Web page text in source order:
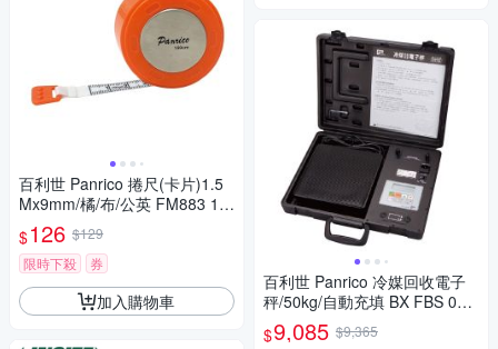
百利世 Panrico 捲尺(卡片)1.5
Mx9mm/橘/布/公英 FM883 15
93CC FM883-1593CC
$126 $129
限時下殺
券
加入購物車
百利世 Panrico 冷媒回收電子
秤/50kg/自動充填 BX FBS 050
AT BX-FBS-050AT
$9,085 $9,365